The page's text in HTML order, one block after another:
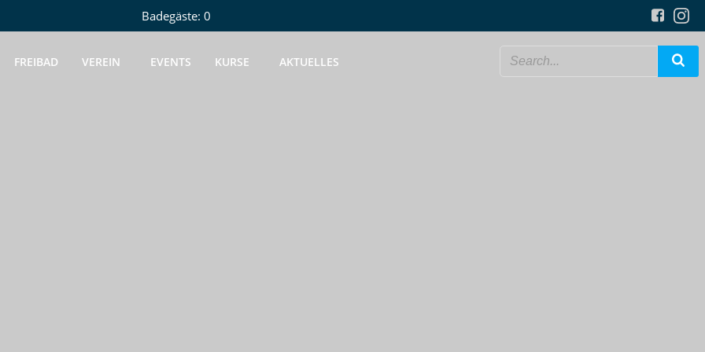
Badegäste: 0
FREIBAD VEREIN EVENTS KURSE AKTUELLES